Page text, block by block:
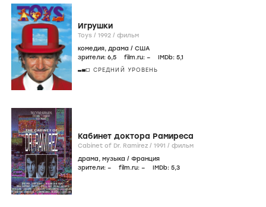
Игрушки
Toys / 1992 / фильм
комедия, драма / США
зрители: 6,5 film.ru: – IMDb: 5,1
СРЕДНИЙ УРОВЕНЬ
Кабинет доктора Рамиреса
Cabinet of Dr. Ramirez / 1991 / фильм
драма, музыка / Франция
зрители: – film.ru: – IMDb: 5,3